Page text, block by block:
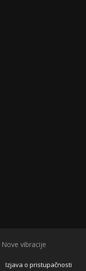
Nove vibracije
Izjava o pristupačnosti